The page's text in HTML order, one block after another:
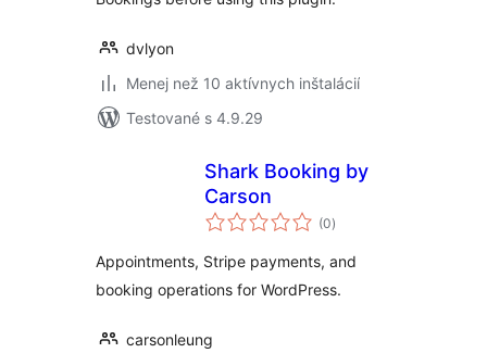
dvlyon
Menej než 10 aktívnych inštalácií
Testované s 4.9.29
Shark Booking by
Carson
(0celkové
hodnotenie
)
Appointments, Stripe payments, and
booking operations for WordPress.
carsonleung